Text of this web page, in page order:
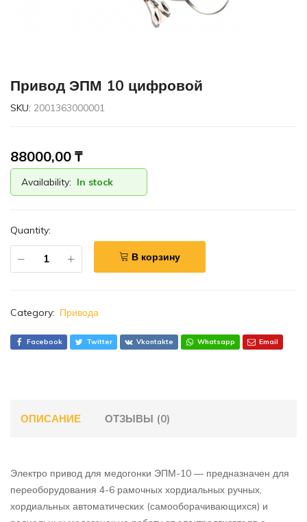
Привод ЭПМ 10 цифровой
SKU: 2001363000001
88000,00 ₸
Availability: In stock
Quantity:
В корзину
Category: Привода
Facebook Twitter Vkontakte Whatsapp Email
ОПИСАНИЕ ОТЗЫВЫ (0)
Электро привод для медогонки ЭПМ-10 — предназначен для
переоборудования 4-6 рамочных хордиальных ручных,
хордиальных автоматических (самооборачивающихся) и